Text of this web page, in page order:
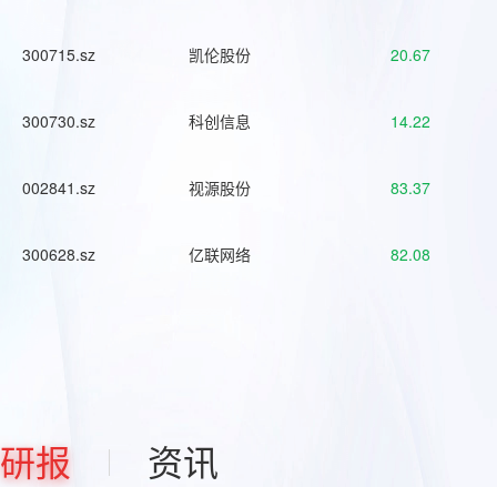
300715.sz 凯伦股份 20.67
300730.sz 科创信息 14.22
002841.sz 视源股份 83.37
300628.sz 亿联网络 82.08
研报 资讯